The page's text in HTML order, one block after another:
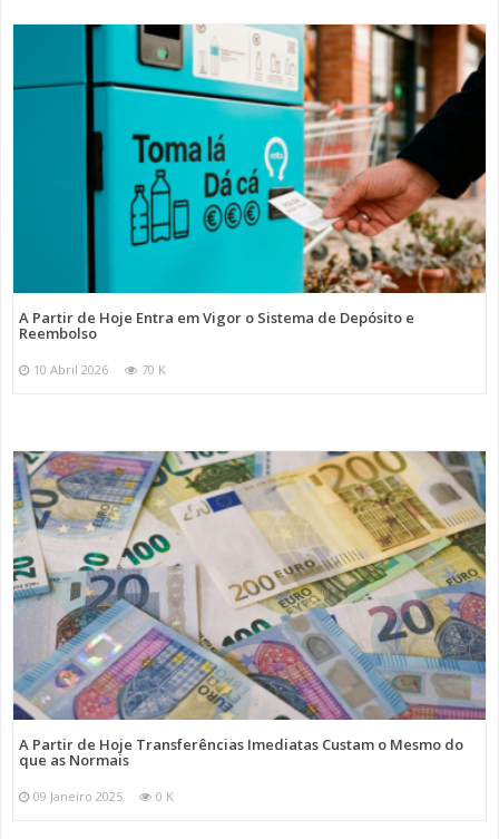
A Partir de Hoje Entra em Vigor o Sistema de Depósito e
Reembolso
10 Abril 2026 70 K
A Partir de Hoje Transferências Imediatas Custam o Mesmo do
que as Normais
09 Janeiro 2025 0 K